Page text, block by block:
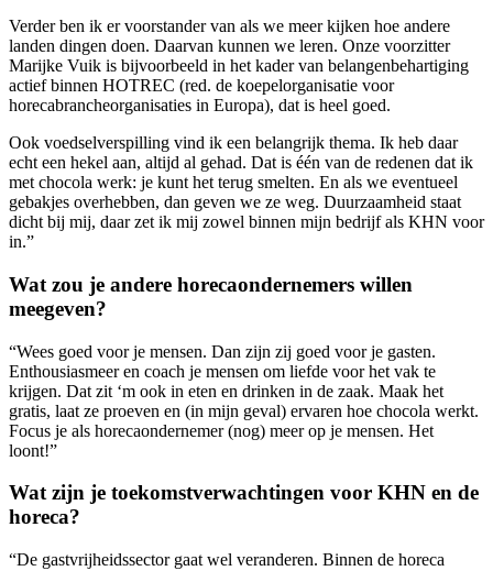
Verder ben ik er voorstander van als we meer kijken hoe andere
landen dingen doen. Daarvan kunnen we leren. Onze voorzitter
Marijke Vuik is bijvoorbeeld in het kader van belangenbehartiging
actief binnen HOTREC (red. de koepelorganisatie voor
horecabrancheorganisaties in Europa), dat is heel goed.
Ook voedselverspilling vind ik een belangrijk thema. Ik heb daar
echt een hekel aan, altijd al gehad. Dat is één van de redenen dat ik
met chocola werk: je kunt het terug smelten. En als we eventueel
gebakjes overhebben, dan geven we ze weg. Duurzaamheid staat
dicht bij mij, daar zet ik mij zowel binnen mijn bedrijf als KHN voor
in.”
Wat zou je andere horecaondernemers willen
meegeven?
“Wees goed voor je mensen. Dan zijn zij goed voor je gasten.
Enthousiasmeer en coach je mensen om liefde voor het vak te
krijgen. Dat zit ‘m ook in eten en drinken in de zaak. Maak het
gratis, laat ze proeven en (in mijn geval) ervaren hoe chocola werkt.
Focus je als horecaondernemer (nog) meer op je mensen. Het
loont!”
Wat zijn je toekomstverwachtingen voor KHN en de
horeca?
“De gastvrijheidssector gaat wel veranderen. Binnen de horeca